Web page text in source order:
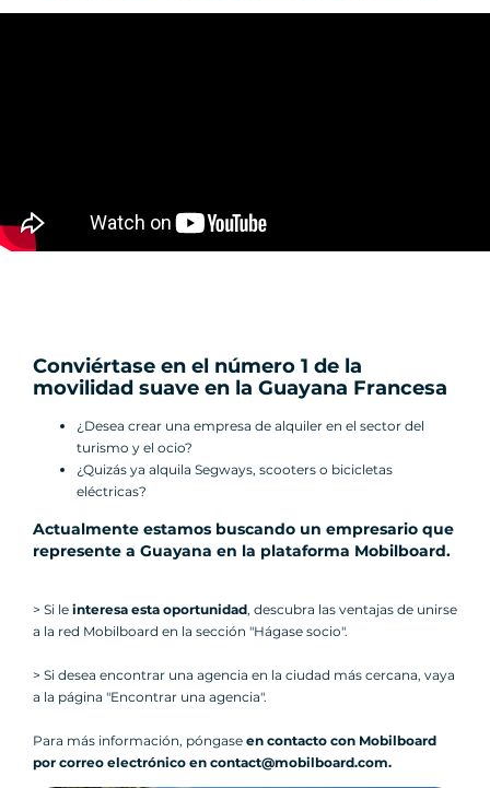
Conviértase en el número 1 de la
movilidad suave en la Guayana Francesa
¿Desea crear una empresa de alquiler en el sector del
turismo y el ocio?
¿Quizás ya alquila Segways, scooters o bicicletas
eléctricas?
Actualmente estamos buscando un empresario que
represente a Guayana en la plataforma Mobilboard.
> Si le interesa esta oportunidad, descubra las ventajas de unirse
a la red Mobilboard en la sección "Hágase socio".
> Si desea encontrar una agencia en la ciudad más cercana, vaya
a la página "Encontrar una agencia".
Para más información, póngase en contacto con Mobilboard
por correo electrónico en contact@mobilboard.com.